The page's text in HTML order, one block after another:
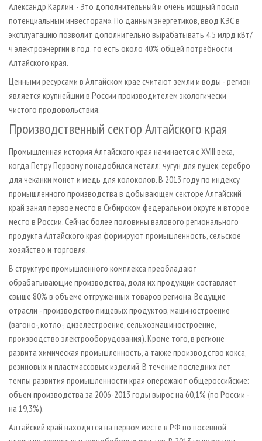
Александр Карлин. - Это дополнительный и очень мощный посыл
потенциальным инвесторам». По данным энергетиков, ввод КЭС в
эксплуатацию позволит дополнительно вырабатывать 4,5 млрд кВт/
ч электроэнергии в год, то есть около 40% общей потребности
Алтайского края.
Ценными ресурсами в Алтайском крае считают земли и воды - регион
является крупнейшим в России производителем экологически
чистого продовольствия.
Производственный сектор Алтайского края
Промышленная история Алтайского края начинается с XVIII века,
когда Петру Первому понадобился металл: чугун для пушек, серебро
для чеканки монет и медь для колоколов. В 2013 году по индексу
промышленного производства в добывающем секторе Алтайский
край занял первое место в Сибирском федеральном округе и второе
место в России. Сейчас более половины валового регионального
продукта Алтайского края формируют промышленность, сельское
хозяйство и торговля.
В структуре промышленного комплекса преобладают
обрабатывающие производства, доля их продукции составляет
свыше 80% в объеме отгруженных товаров региона. Ведущие
отрасли - производство пищевых продуктов, машиностроение
(вагоно-, котло­-, дизелестроение, сельхозмашиностроение,
производство электрооборудования). Кроме того, в регионе
развита химическая промышленность, а также производство кокса,
резиновых и пластмассовых изделий. В течение последних лет
темпы развития промышленности края опережают общероссийские:
объем производства за 2006-2013 годы вырос на 60,1% (по России -
на 19,3%).
Алтайский край находится на первом месте в РФ по посевной